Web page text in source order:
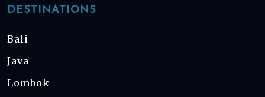
DESTINATIONS
Bali
Java
Lombok